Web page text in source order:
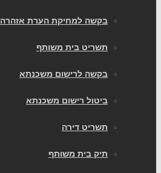
בקשה למחיקת הערת אזהרה
תשריט בית משותף
בקשה לרישום משכנתא
ביטול רישום משכנתא
תשריט דירה
תיק בית משותף